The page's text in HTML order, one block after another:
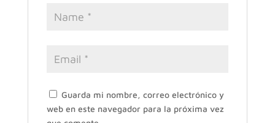
Guarda mi nombre, correo electrónico y
web en este navegador para la próxima vez